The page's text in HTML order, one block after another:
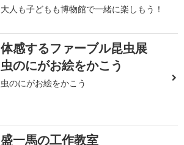
大人も子どもも博物館で一緒に楽しもう！
体感するファーブル昆虫展
虫のにがお絵をかこう
虫のにがお絵をかこう
盛一馬の工作教室